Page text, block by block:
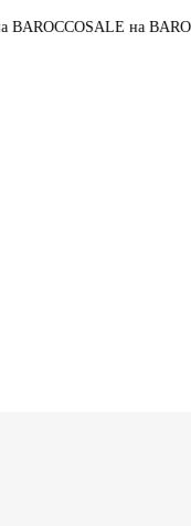
на BAROCCO